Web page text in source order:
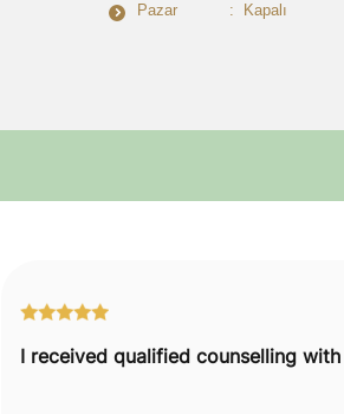
Pazar : Kapalı